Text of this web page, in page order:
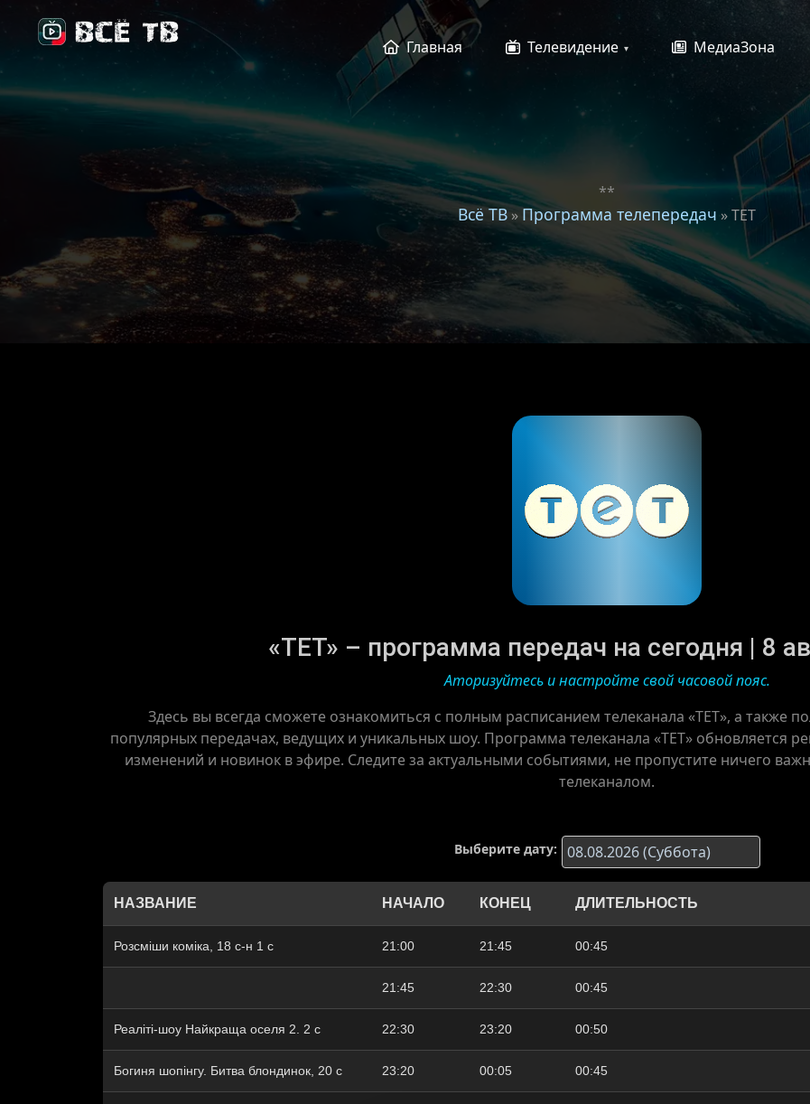
Главная Телевидение МедиаЗона
**
Всё ТВ»Программа телепередач » ТЕТ
«ТЕТ» – программа передач на сегодня | 8
Аторизуйтесь и настройте свой часовой пояс.
Здесь вы всегда сможете ознакомиться с полным расписанием телеканала «ТЕТ», а также
популярных передачах, ведущих и уникальных шоу. Программа телеканала «ТЕТ» обновляется
изменений и новинок в эфире. Следите за актуальными событиями, не пропустите ничего
телеканалом.
Выберите дату:
НАЗВАНИЕ НАЧАЛО КОНЕЦ ДЛИТЕЛЬНОСТЬ
Розсміши коміка, 18 с-н 1 c 21:00 21:45 00:45
21:45 22:30 00:45
Реаліті-шоу Найкраща оселя 2. 2 c 22:30 23:20 00:50
Богиня шопінгу. Битва блондинок, 20 c 23:20 00:05 00:45